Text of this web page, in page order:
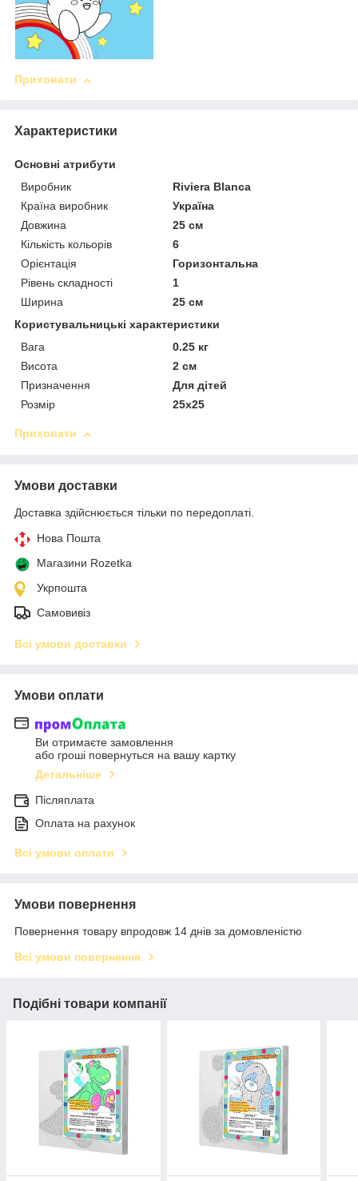
Приховати
Характеристики
Основні атрибути
Виробник
Riviera Blanca
Країна виробник
Україна
Довжина
25 см
Кількість кольорів
6
Орієнтація
Горизонтальна
Рівень складності
1
Ширина
25 см
Користувальницькі характеристики
Вага
0.25 кг
Висота
2 см
Призначення
Для дітей
Розмір
25х25
Приховати
Умови доставки
Доставка здійснюється тільки по передоплаті.
Нова Пошта
Магазини Rozetka
Укрпошта
Самовивіз
Всі умови доставки
Умови оплати
Ви отримаєте замовлення
або гроші повернуться на вашу картку
Детальніше
Післяплата
Оплата на рахунок
Всі умови оплати
Умови повернення
Повернення товару впродовж 14 днів за домовленістю
Всі умови повернення
Подібні товари компанії